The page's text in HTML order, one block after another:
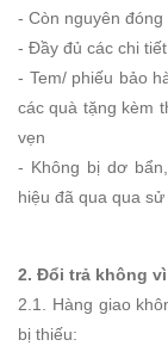
- Còn nguyên
- Đầy đủ các chi
- Tem/ phiếu bảo
các quà tặng kèm
vẹn
- Không bị dơ
hiệu đã qua qua sử
2. Đổi trả không
2.1. Hàng giao
bị thiếu: